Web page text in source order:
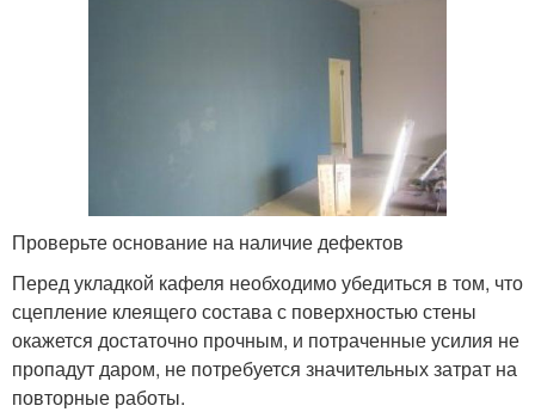
Проверьте основание на наличие дефектов
Перед укладкой кафеля необходимо убедиться в том, что
сцепление клеящего состава с поверхностью стены
окажется достаточно прочным, и потраченные усилия не
пропадут даром, не потребуется значительных затрат на
повторные работы.